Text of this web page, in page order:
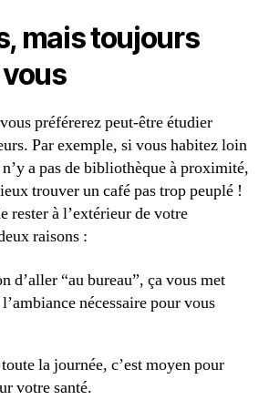
mais toujours
préférerez peut-être étudier
Par exemple, si vous habitez loin
a pas de bibliothèque à proximité,
trouver un café pas trop peuplé !
rester à l’extérieur de votre
raisons :
d’aller “au bureau”, ça vous met
nécessaire pour vous
la journée, c’est moyen pour
votre santé.